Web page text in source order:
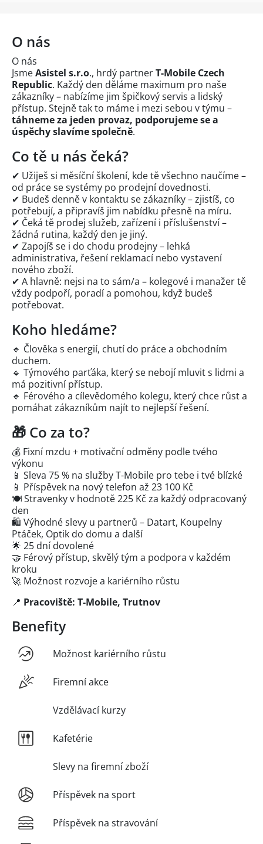
O nás
O nás
JsmeAsistel s.r.o., hrdý partnerT-Mobile Czech
Republic. Každý den děláme maximum pro naše
zákazníky – nabízíme jim špičkový servis a lidský
přístup. Stejně tak to máme i mezi sebou v týmu –
táhneme za jeden provaz, podporujeme se a
úspěchy slavíme společně.
Co tě u nás čeká?
✔ Užiješ si měsíční školení, kde tě všechno naučíme –
od práce se systémy po prodejní dovednosti.
✔ Budeš denně v kontaktu se zákazníky – zjistíš, co
potřebují, a připravíš jim nabídku přesně na míru.
✔ Čeká tě prodej služeb, zařízení i příslušenství –
žádná rutina, každý den je jiný.
✔ Zapojíš se i do chodu prodejny – lehká
administrativa, řešení reklamací nebo vystavení
nového zboží.
✔ A hlavně: nejsi na to sám/a – kolegové i manažer tě
vždy podpoří, poradí a pomohou, když budeš
potřebovat.
Koho hledáme?
🔹 Člověka s energií, chutí do práce a obchodním
duchem.
🔹 Týmového parťáka, který se nebojí mluvit s lidmi a
má pozitivní přístup.
🔹 Férového a cílevědomého kolegu, který chce růst a
pomáhat zákazníkům najít to nejlepší řešení.
🎁 Co za to?
💰 Fixní mzdu + motivační odměny podle tvého
výkonu
📱 Sleva 75 % na služby T-Mobile pro tebe i tvé blízké
📱 Příspěvek na nový telefon až 23 100 Kč
🍽️ Stravenky v hodnotě 225 Kč za každý odpracovaný
den
🛍️ Výhodné slevy u partnerů – Datart, Koupelny
Ptáček, Optik do domu a další
🌟 25 dní dovolené
🤝 Férový přístup, skvělý tým a podpora v každém
kroku
🚀 Možnost rozvoje a kariérního růstu
📍 Pracoviště: T-Mobile, Trutnov
Benefity
Možnost kariérního růstu
Firemní akce
Vzdělávací kurzy
Kafetérie
Slevy na firemní zboží
Příspěvek na sport
Příspěvek na stravování